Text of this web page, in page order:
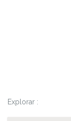
Explorar :